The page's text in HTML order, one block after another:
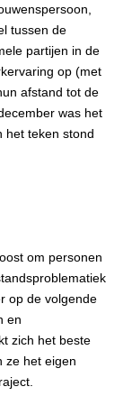
tussen de
partijen in de
op (met
afstand tot de
was het
het teken stond
om personen
op de volgende
en
zich het beste
ze het eigen